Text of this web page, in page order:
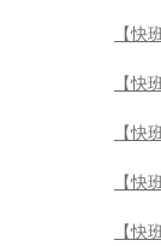
【快
【快
【快
【快
【快